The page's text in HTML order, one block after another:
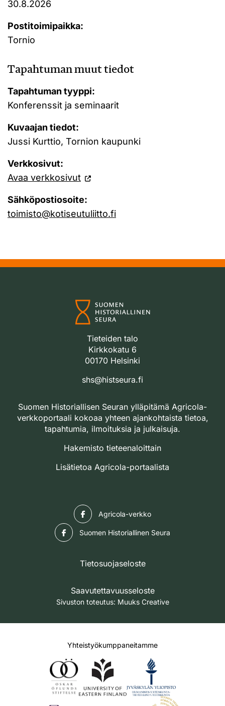
30.8.2026
Postitoimipaikka:
Tornio
Tapahtuman muut tiedot
Tapahtuman tyyppi:
Konferenssit ja seminaarit
Kuvaajan tiedot:
Jussi Kurttio, Tornion kaupunki
Verkkosivut:
Avaa verkkosivut
Sähköpostiosoite:
toimisto@kotiseutuliitto.fi
Tieteiden talo
Kirkkokatu 6
00170 Helsinki
shs@histseura.fi
Suomen Historiallisen Seuran ylläpitämä Agricola-
verkkoportaali kokoaa yhteen ajankohtaista tietoa,
tapahtumia, ilmoituksia ja julkaisuja.
Hakemisto tieteenaloittain
Lisätietoa Agricola-portaalista
Agricola-verkko
Suomen Historiallinen Seura
Tietosuojaseloste
Saavutettavuusseloste
Sivuston toteutus: Muuks Creative
Yhteistyökumppaneitamme